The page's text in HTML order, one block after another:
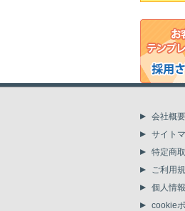
会社概要
サイト
特定商
ご利用
個人情
cookie